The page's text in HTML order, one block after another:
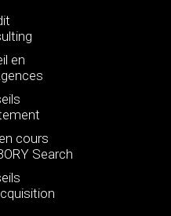
en
cours
Search